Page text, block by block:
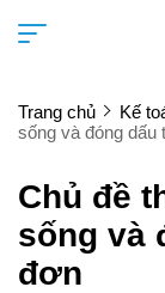
Trang chủ Kế
sống và đóng dấu
Chủ đề
sống và
đơn